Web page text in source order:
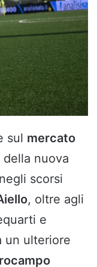
sul mercato
della nuova
scorsi
, oltre agli
e
un ulteriore